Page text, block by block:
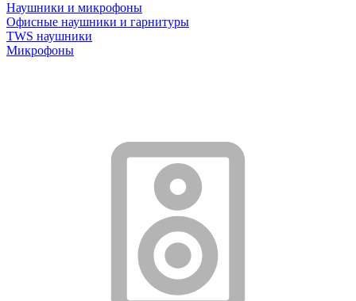
Наушники и микрофоны
Офисные наушники и гарнитуры
TWS наушники
Микрофоны